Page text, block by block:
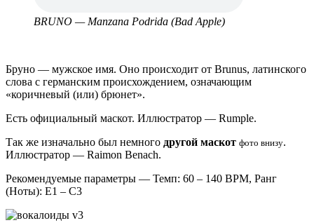
BRUNO — Manzana Podrida (Bad Apple)
Бруно — мужское имя. Оно происходит от Brunus, латинского
слова с германским происхождением, означающим
«коричневый (или) брюнет».
Есть официальный маскот. Иллюстратор — Rumple.
Так же изначально был немного другой маскот фото внизу.
Иллюстратор — Raimon Benach.
Рекомендуемые параметры — Темп: 60 – 140 BPM, Ранг
(Ноты): E1 – C3